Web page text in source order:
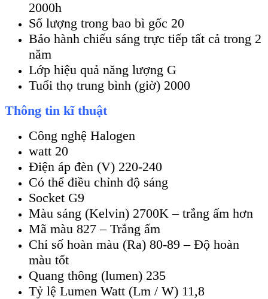
2000h
Số lượng trong bao bì gốc 20
Bảo hành chiếu sáng trực tiếp tất cả trong 2
năm
Lớp hiệu quả năng lượng G
Tuổi thọ trung bình (giờ) 2000
Thông tin kĩ thuật
Công nghệ Halogen
watt 20
Điện áp đèn (V) 220-240
Có thể điều chỉnh độ sáng
Socket G9
Màu sáng (Kelvin) 2700K – trắng ấm hơn
Mã màu 827 – Trắng ấm
Chỉ số hoàn màu (Ra) 80-89 – Độ hoàn
màu tốt
Quang thông (lumen) 235
Tỷ lệ Lumen Watt (Lm / W) 11,8